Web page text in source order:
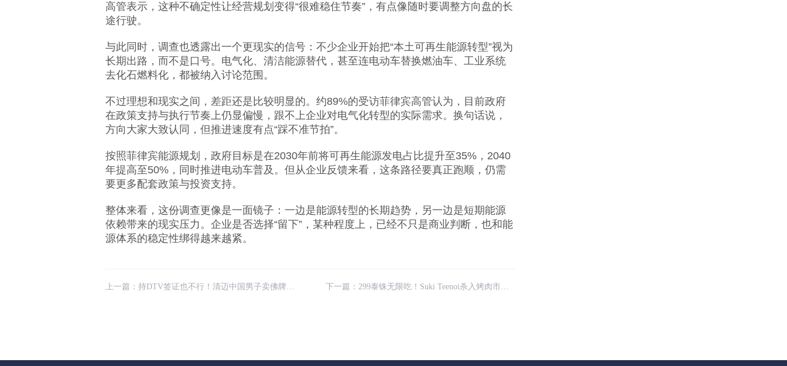
高管表示，这种不确定性让经营规划变得“很难稳住节奏”，有点像随时要调整方向盘的长
途行驶。
与此同时，调查也透露出一个更现实的信号：不少企业开始把“本土可再生能源转型”视为
长期出路，而不是口号。电气化、清洁能源替代，甚至连电动车替换燃油车、工业系统
去化石燃料化，都被纳入讨论范围。
不过理想和现实之间，差距还是比较明显的。约89%的受访菲律宾高管认为，目前政府
在政策支持与执行节奏上仍显偏慢，跟不上企业对电气化转型的实际需求。换句话说，
方向大家大致认同，但推进速度有点“踩不准节拍”。
按照菲律宾能源规划，政府目标是在2030年前将可再生能源发电占比提升至35%，2040
年提高至50%，同时推进电动车普及。但从企业反馈来看，这条路径要真正跑顺，仍需
要更多配套政策与投资支持。
整体来看，这份调查更像是一面镜子：一边是能源转型的长期趋势，另一边是短期能源
依赖带来的现实压力。企业是否选择“留下”，某种程度上，已经不只是商业判断，也和能
源体系的稳定性绑得越来越紧。
上一篇： 持DTV签证也不行！清迈中国男子卖佛牌被当场查获 下一篇： 299泰铢无限吃！Suki Teenoi杀入烤肉市场引关注